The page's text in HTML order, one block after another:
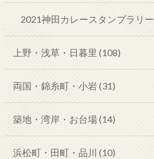
2021神田カレースタンプラリー
上野・浅草・日暮里 (108)
両国・錦糸町・小岩(31)
築地・湾岸・お台場(14)
浜松町・田町・品川 (10)